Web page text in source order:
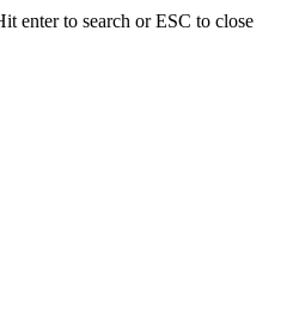
enter to search or ESC to close